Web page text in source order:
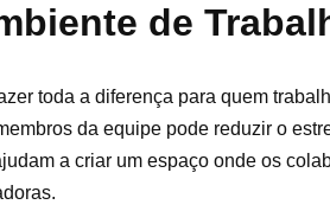
de
toda a diferença para quem
da equipe pode reduzir o
a criar um espaço onde os